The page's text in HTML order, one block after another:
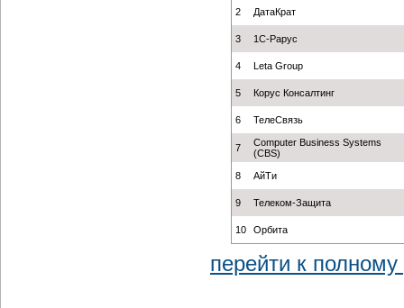
2 ДатаКрат
3 1С-Рарус
4 Leta Group
5 Корус Консалтинг
6 ТелеСвязь
7
Computer Business Systems
(CBS)
8 АйТи
9 Телеком-Защита
10 Орбита
перейти к полному